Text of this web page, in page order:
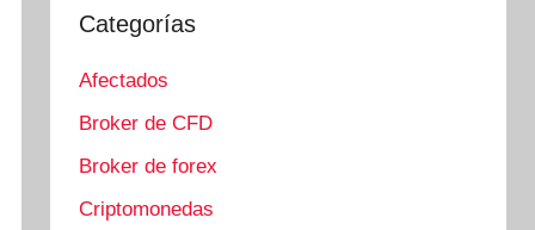
Categorías
Afectados
Broker de CFD
Broker de forex
Criptomonedas